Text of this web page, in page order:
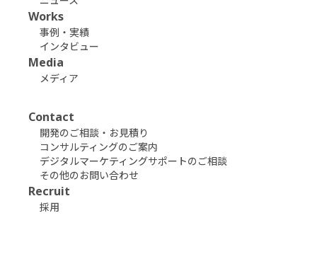
Works
事例・実績
インタビュー
Media
メディア
Contact
開発のご相談・お見積り
コンサルティングのご案内
デジタルマーケティングサポートのご相談
その他のお問い合わせ
Recruit
採用